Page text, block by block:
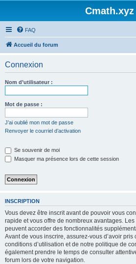
Cmath.xyz
FAQ
Accueil du forum
Connexion
Nom d’utilisateur :
Mot de passe :
J’ai oublié mon mot de passe
Renvoyer le courriel d’activation
Se souvenir de moi
Masquer ma présence lors de cette session
INSCRIPTION
Vous devez être inscrit avant de pouvoir vous
rapide et vous offre de nombreux avantages.
peuvent accorder des fonctionnalités
Avant de vous inscrire, assurez-vous d’avoir
conditions d’utilisation et de notre politique de
également prendre le temps de consulter
forum lors de votre navigation.